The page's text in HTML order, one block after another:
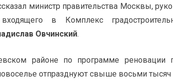
министр правительства Москвы,
в Комплекс
Овчинский.
районе по программе реновации
отпразднуют свыше восьми тысяч